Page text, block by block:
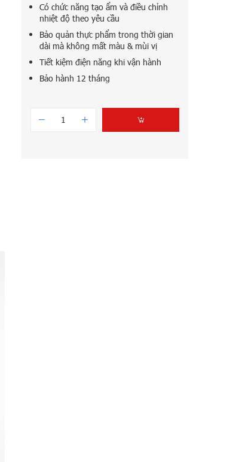
Có chức năng tạo ẩm và điều chỉnh
nhiệt độ theo yêu cầu
Bảo quản thực phẩm trong thời gian
dài mà không mất màu & mùi vị
Tiết kiệm điện năng khi vận hành
Bảo hành 12 tháng